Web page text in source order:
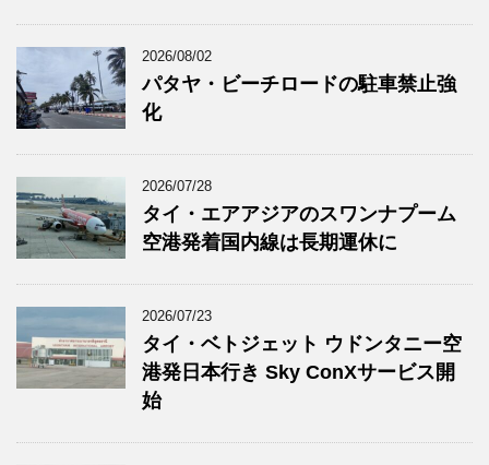
2026/08/02
パタヤ・ビーチロードの駐車禁止強
化
2026/07/28
タイ・エアアジアのスワンナプーム
空港発着国内線は長期運休に
2026/07/23
タイ・ベトジェット ウドンタニー空
港発日本行き Sky ConXサービス開
始